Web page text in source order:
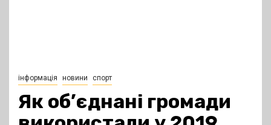
інформація новини спорт
Як об’єднані громади